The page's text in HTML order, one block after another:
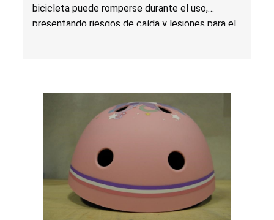
bicicleta puede romperse durante el uso,
presentando riesgos de caída y lesiones para el